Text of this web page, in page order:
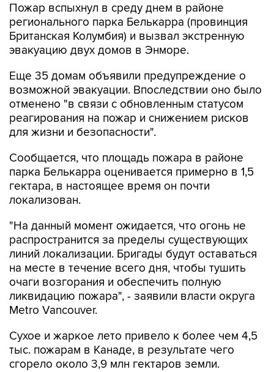
Пожар вспыхнул в среду днем в районе
регионального парка Белькарра (провинция
Британская Колумбия) и вызвал экстренную
эвакуацию двух домов в Энморе.
Еще 35 домам объявили предупреждение о
возможной эвакуации. Впоследствии оно было
отменено "в связи с обновленным статусом
реагирования на пожар и снижением рисков
для жизни и безопасности".
Сообщается, что площадь пожара в районе
парка Белькарра оценивается примерно в 1,5
гектара, в настоящее время он почти
локализован.
"На данный момент ожидается, что огонь не
распространится за пределы существующих
линий локализации. Бригады будут оставаться
на месте в течение всего дня, чтобы тушить
очаги возгорания и обеспечить полную
ликвидацию пожара", - заявили власти округа
Metro Vancouver.
Сухое и жаркое лето привело к более чем 4,5
тыс. пожарам в Канаде, в результате чего
сгорело около 3,9 млн гектаров земли.